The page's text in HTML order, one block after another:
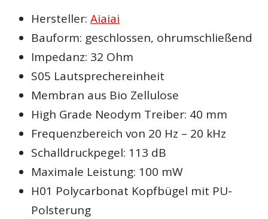
Hersteller:Aiaiai
Bauform: geschlossen, ohrumschließend
Impedanz: 32 Ohm
S05 Lautsprechereinheit
Membran aus Bio Zellulose
High Grade Neodym Treiber: 40 mm
Frequenzbereich von 20 Hz – 20 kHz
Schalldruckpegel: 113 dB
Maximale Leistung: 100 mW
H01 Polycarbonat Kopfbügel mit PU-
Polsterung